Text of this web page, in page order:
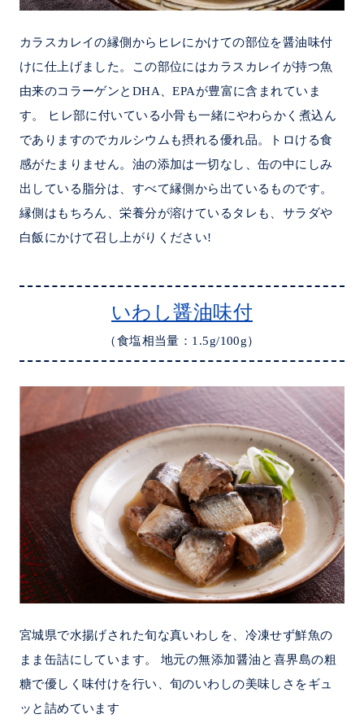
カラスカレイの縁側からヒレにかけての部位を醤油味付
けに仕上げました。この部位にはカラスカレイが持つ魚
由来のコラーゲンとDHA、EPAが豊富に含まれていま
す。 ヒレ部に付いている小骨も一緒にやわらかく煮込ん
でありますのでカルシウムも摂れる優れ品。トロける食
感がたまりません。油の添加は一切なし、缶の中にしみ
出している脂分は、すべて縁側から出ているものです。
縁側はもちろん、栄養分が溶けているタレも、サラダや
白飯にかけて召し上がりください!
いわし醤油味付
（食塩相当量：1.5g/100g）
宮城県で水揚げされた旬な真いわしを、冷凍せず鮮魚の
まま缶詰にしています。 地元の無添加醤油と喜界島の粗
糖で優しく味付けを行い、旬のいわしの美味しさをギュ
ッと詰めています